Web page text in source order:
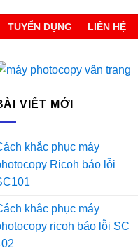
TUYỂN DỤNG LIÊN HỆ
VIẾT MỚI
khắc phục máy
Ricoh báo lỗi
khắc phục máy
ricoh báo lỗi SC